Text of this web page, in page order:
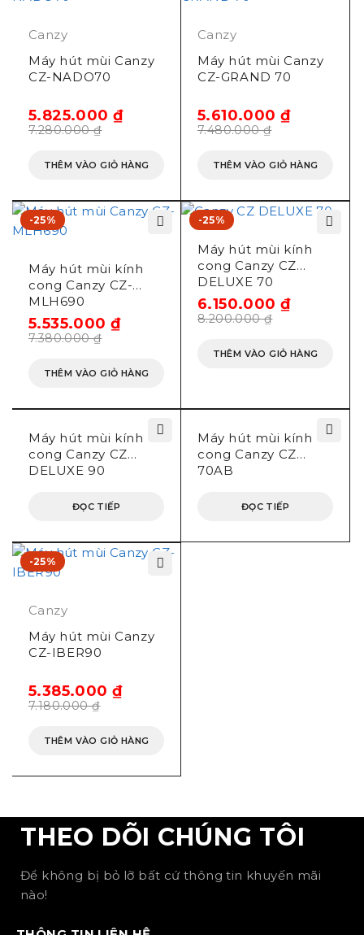
Canzy
Máy hút mùi Canzy
CZ-NADO70
7.280.000₫
5.825.000₫
THÊM VÀO GIỎ HÀNG
Canzy
Máy hút mùi Canzy
CZ-GRAND 70
7.480.000₫
5.610.000₫
THÊM VÀO GIỎ HÀNG
-25%
Máy hút mùi kính
cong Canzy CZ-
MLH690
7.380.000₫
5.535.000₫
THÊM VÀO GIỎ HÀNG
-25%
Máy hút mùi kính
cong Canzy CZ
DELUXE 70
8.200.000₫
6.150.000₫
THÊM VÀO GIỎ HÀNG
Máy hút mùi kính
cong Canzy CZ
DELUXE 90
ĐỌC TIẾP
Máy hút mùi kính
cong Canzy CZ
70AB
ĐỌC TIẾP
-25%
Canzy
Máy hút mùi Canzy
CZ-IBER90
7.180.000₫
5.385.000₫
THÊM VÀO GIỎ HÀNG
THEO DÕI CHÚNG TÔI
Để không bị bỏ lỡ bất cứ thông tin khuyến mãi
nào!